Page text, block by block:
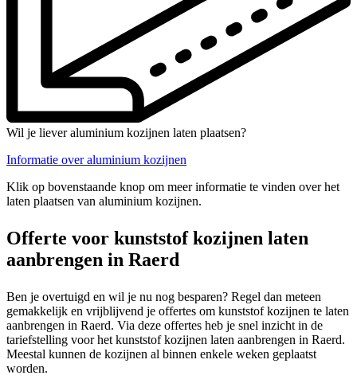
Wil je liever aluminium kozijnen laten plaatsen?
Informatie over aluminium kozijnen
Klik op bovenstaande knop om meer informatie te vinden over het
laten plaatsen van aluminium kozijnen.
Offerte voor kunststof kozijnen laten
aanbrengen in Raerd
Ben je overtuigd en wil je nu nog besparen? Regel dan meteen
gemakkelijk en vrijblijvend je offertes om kunststof kozijnen te laten
aanbrengen in Raerd. Via deze offertes heb je snel inzicht in de
tariefstelling voor het kunststof kozijnen laten aanbrengen in Raerd.
Meestal kunnen de kozijnen al binnen enkele weken geplaatst
worden.